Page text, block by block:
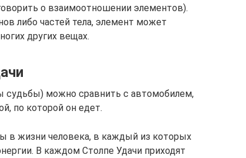
о взаимоотношении элементов).
либо частей тела, элемент может
других вещах.
судьбы) можно сравнить с автомобилем,
по которой он едет.
в жизни человека, в каждый из которых
В каждом Столпе Удачи приходят